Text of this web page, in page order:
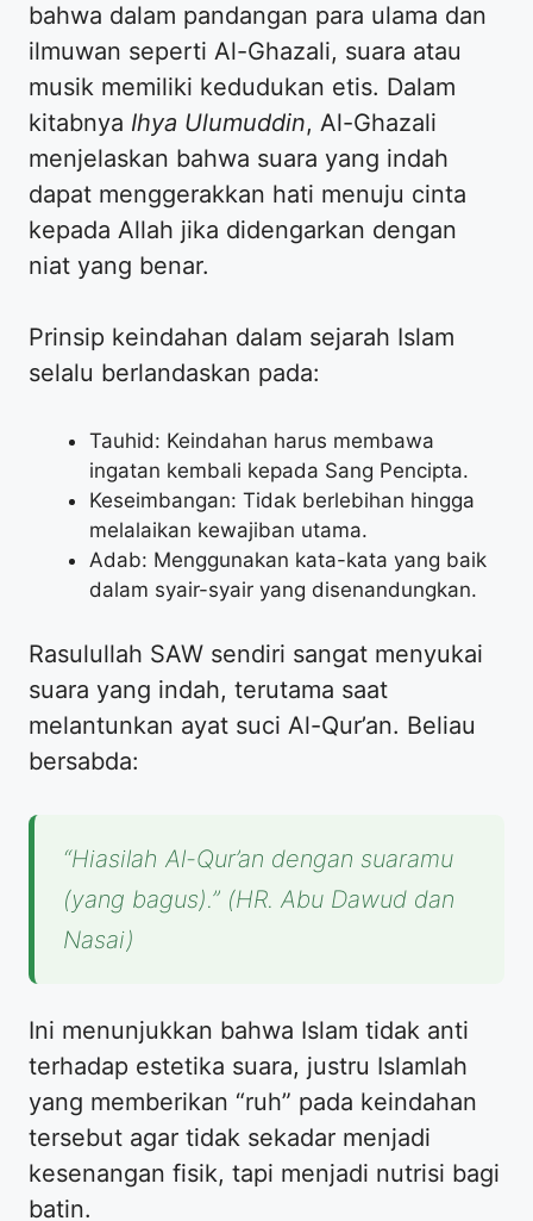
bahwa dalam pandangan para ulama dan
ilmuwan seperti Al-Ghazali, suara atau
musik memiliki kedudukan etis. Dalam
kitabnya Ihya Ulumuddin, Al-Ghazali
menjelaskan bahwa suara yang indah
dapat menggerakkan hati menuju cinta
kepada Allah jika didengarkan dengan
niat yang benar.
Prinsip keindahan dalam sejarah Islam
selalu berlandaskan pada:
Tauhid: Keindahan harus membawa
ingatan kembali kepada Sang Pencipta.
Keseimbangan: Tidak berlebihan hingga
melalaikan kewajiban utama.
Adab: Menggunakan kata-kata yang baik
dalam syair-syair yang disenandungkan.
Rasulullah SAW sendiri sangat menyukai
suara yang indah, terutama saat
melantunkan ayat suci Al-Qur’an. Beliau
bersabda:
“Hiasilah Al-Qur’an dengan suaramu
(yang bagus).” (HR. Abu Dawud dan
Nasai)
Ini menunjukkan bahwa Islam tidak anti
terhadap estetika suara, justru Islamlah
yang memberikan “ruh” pada keindahan
tersebut agar tidak sekadar menjadi
kesenangan fisik, tapi menjadi nutrisi bagi
batin.